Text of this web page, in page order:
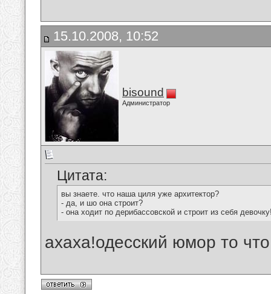
15.10.2008, 10:52
bisound
Администратор
Цитата:
вы знаете. что наша циля уже архитектор?
- да, и шо она строит?
- она ходит по дерибассовской и строит из себя
ахаха!одесский юмор то